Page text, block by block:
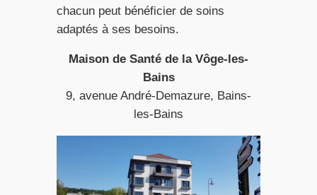
chacun peut bénéficier de soins
adaptés à ses besoins.
Maison de Santé de la Vôge-les-
Bains
9, avenue André-Demazure, Bains-
les-Bains